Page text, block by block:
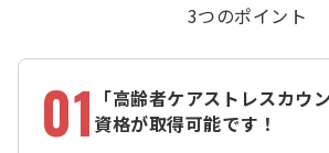
3つのポイント
01 「高齢者ケアストレスカウ
資格が取得可能です！